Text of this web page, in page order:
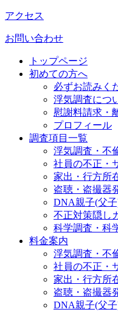
アクセス
お問い合わせ
トップページ
初めての方へ
必ずお読みく
浮気調査につ
慰謝料請求・
プロフィール
調査項目一覧
浮気調査・不
社員の不正・
家出・行方所
盗聴・盗撮器
DNA親子(父
不正対策隠し
科学調査・科
料金案内
浮気調査・不
社員の不正・
家出・行方所
盗聴・盗撮器
DNA親子(父